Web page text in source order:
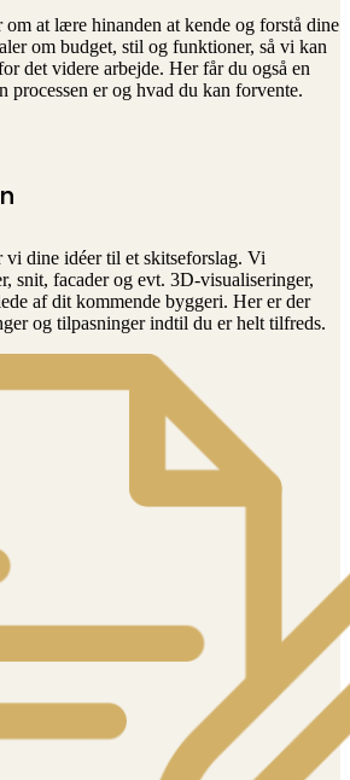
om at lære hinanden at kende og forstå dine
om budget, stil og funktioner, så vi kan
det videre arbejde. Her får du også en
processen er og hvad du kan forvente.
vi dine idéer til et skitseforslag. Vi
snit, facader og evt. 3D-visualiseringer,
af dit kommende byggeri. Her er der
og tilpasninger indtil du er helt tilfreds.